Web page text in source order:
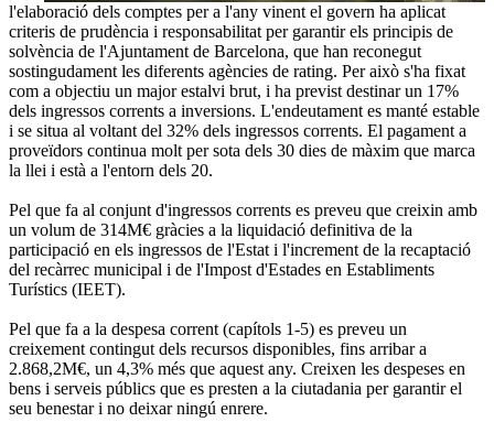
l'elaboració dels comptes per a l'any vinent el govern ha aplicat
criteris de prudència i responsabilitat per garantir els principis de
solvència de l'Ajuntament de Barcelona, que han reconegut
sostingudament les diferents agències de rating. Per això s'ha fixat
com a objectiu un major estalvi brut, i ha previst destinar un 17%
dels ingressos corrents a inversions. L'endeutament es manté estable
i se situa al voltant del 32% dels ingressos corrents. El pagament a
proveïdors continua molt per sota dels 30 dies de màxim que marca
la llei i està a l'entorn dels 20.
Pel que fa al conjunt d'ingressos corrents es preveu que creixin amb
un volum de 314M€ gràcies a la liquidació definitiva de la
participació en els ingressos de l'Estat i l'increment de la recaptació
del recàrrec municipal i de l'Impost d'Estades en Establiments
Turístics (IEET).
Pel que fa a la despesa corrent (capítols 1-5) es preveu un
creixement contingut dels recursos disponibles, fins arribar a
2.868,2M€, un 4,3% més que aquest any. Creixen les despeses en
bens i serveis públics que es presten a la ciutadania per garantir el
seu benestar i no deixar ningú enrere.